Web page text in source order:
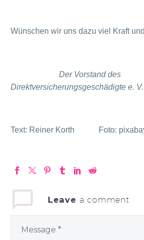
Wünschen wir uns dazu viel Kraft
Der Vorstand des
Direktversicherungsgeschädigte e. V.
Text: Reiner Korth Foto:
Leave a comment